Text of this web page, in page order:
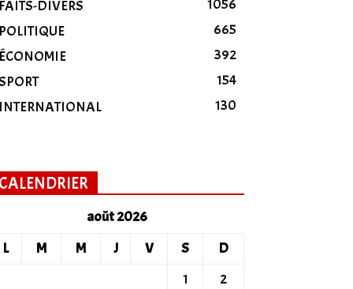
DIVERS
1056
665
392
154
130
août 2026
L
M M J V S
D
1
2